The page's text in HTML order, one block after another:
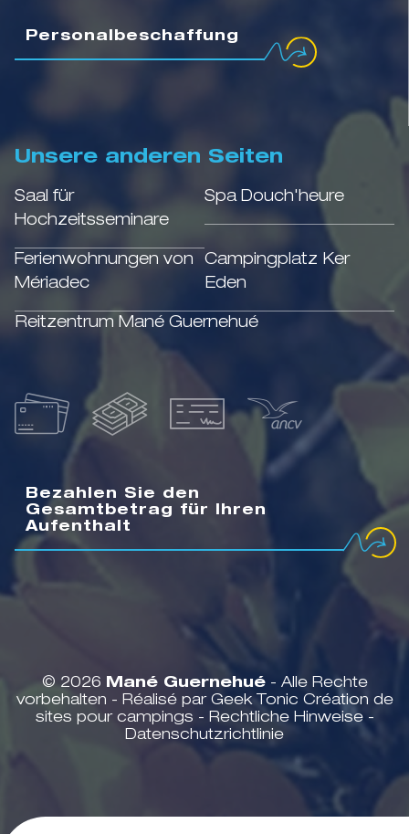
Personalbeschaffung
Unsere anderen Seiten
Saal für
Hochzeitsseminare
Spa Douch'heure
Ferienwohnungen von
Mériadec
Campingplatz Ker
Eden
Reitzentrum Mané Guernehué
Bezahlen Sie den
Gesamtbetrag für Ihren
Aufenthalt
© 2026 Mané Guernehué- Alle Rechte
vorbehalten - Réalisé par Geek Tonic Création de
sites pour campings - Rechtliche Hinweise -
Datenschutzrichtlinie